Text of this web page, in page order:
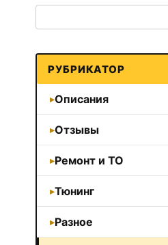
РУБРИКАТОР
Описания
Отзывы
Ремонт и ТО
Тюнинг
Разное